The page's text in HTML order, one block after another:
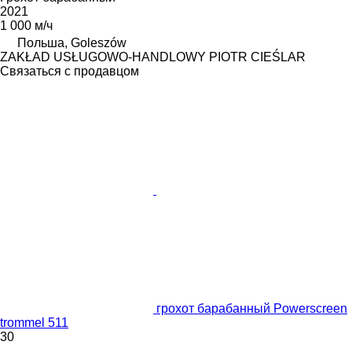
2021
1 000 м/ч
Польша, Goleszów
ZAKŁAD USŁUGOWO-HANDLOWY PIOTR CIEŚLAR
Связаться с продавцом
грохот барабанный Powerscreen
trommel 511
30